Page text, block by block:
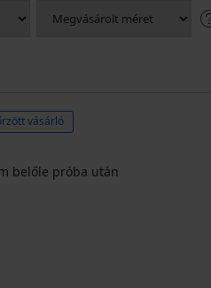
vásárló
belőle próba után